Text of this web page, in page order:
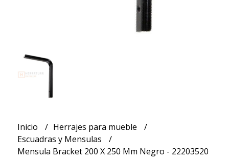
Inicio
Herrajes para mueble
Escuadras y Mensulas
Mensula Bracket 200 X 250 Mm Negro - 22203520